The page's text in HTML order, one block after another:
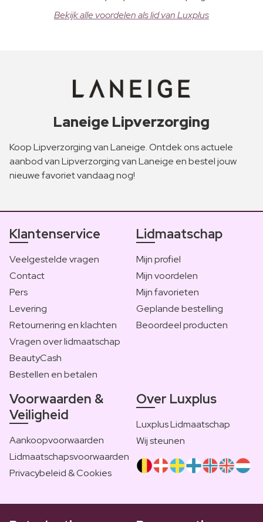
Bekijk alle voordelen als lid van Luxplus
Laneige Lipverzorging
Koop Lipverzorging van Laneige. Ontdek ons actuele
aanbod van Lipverzorging van Laneige en bestel jouw
nieuwe favoriet vandaag nog!
Klantenservice
Veelgestelde vragen
Contact
Pers
Levering
Retournering en klachten
Vragen over lidmaatschap
BeautyCash
Bestellen en betalen
Lidmaatschap
Mijn profiel
Mijn voordelen
Mijn favorieten
Geplande bestelling
Beoordeel producten
Voorwaarden &
Veiligheid
Aankoopvoorwaarden
Lidmaatschapsvoorwaarden
Privacybeleid & Cookies
Over Luxplus
Luxplus Lidmaatschap
Wij steunen